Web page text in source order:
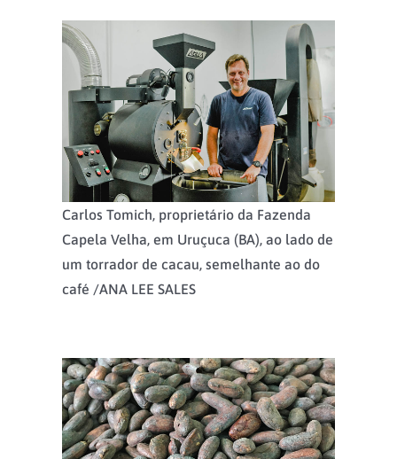
Carlos Tomich, proprietário da Fazenda
Capela Velha, em Uruçuca (BA), ao lado de
um torrador de cacau, semelhante ao do
café /ANA LEE SALES